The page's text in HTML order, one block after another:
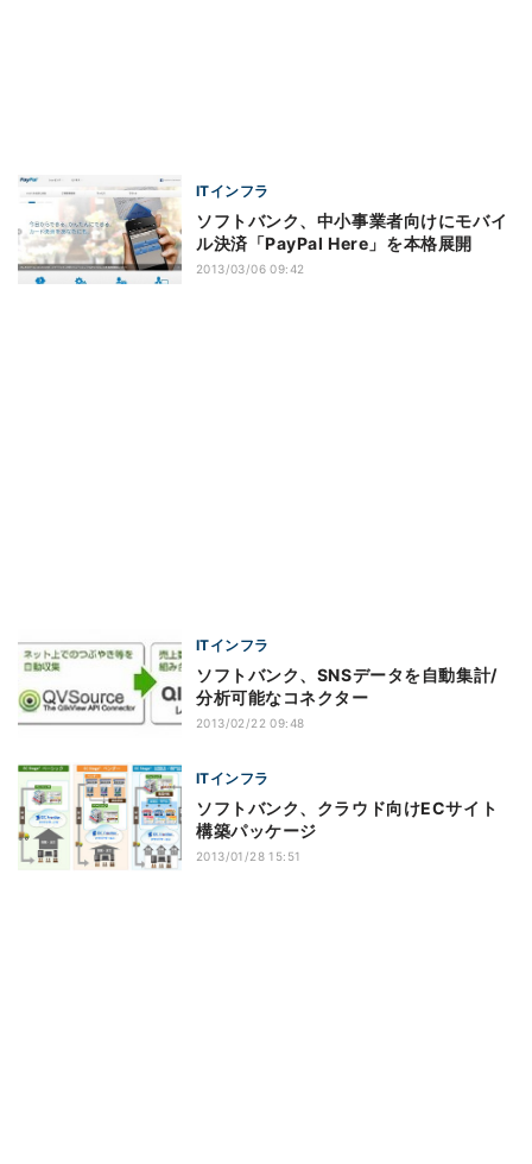
ITインフラ
ソフトバンク、中小事業者向けにモバイ
ル決済「PayPal Here」を本格展開
2013/03/06 09:42
ITインフラ
ソフトバンク、SNSデータを自動集計/
分析可能なコネクター
2013/02/22 09:48
ITインフラ
ソフトバンク、クラウド向けECサイト
構築パッケージ
2013/01/28 15:51